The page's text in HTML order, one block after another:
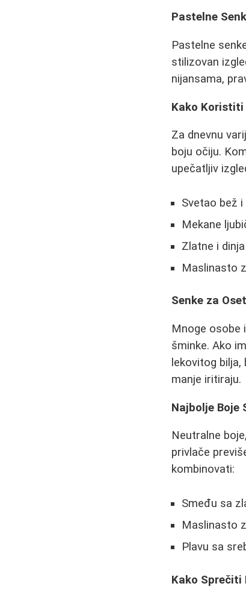
Pastelne
Pastelne
stilizovan
nijansama,
Kako Koristiti
Za dnevnu
boju očiju.
upečatljiv
Svetao bež
Mekane
Zlatne i
Maslinasto
Senke za
Mnoge osobe
šminke. Ako
lekovitog
manje iritiraju.
Najbolje Boje
Neutralne
privlače
kombinovati:
Smeđu sa
Maslinasto
Plavu sa
Kako Sprečiti